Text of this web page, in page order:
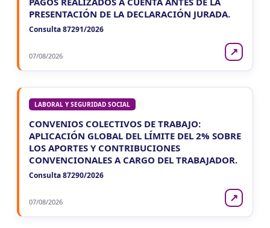
PRESENTACIÓN DE LA DECLARACIÓN JURADA.
Consulta 87291/2026
07/08/2026 ↗
LABORAL Y SEGURIDAD SOCIAL
CONVENIOS COLECTIVOS DE TRABAJO:
APLICACIÓN GLOBAL DEL LÍMITE DEL 2% SOBRE
LOS APORTES Y CONTRIBUCIONES
CONVENCIONALES A CARGO DEL TRABAJADOR.
Consulta 87290/2026
07/08/2026 ↗